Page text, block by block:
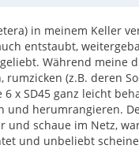
in meinem Keller
entstaubt,
Während meine
rumzicken (z.B. deren
6 x SD45 ganz leicht
und herumrangieren.
und schaue im Netz,
und unbeliebt